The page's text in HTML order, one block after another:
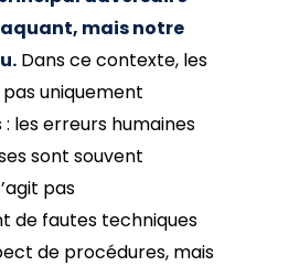
mais notre
Dans ce contexte, les
uniquement
les erreurs humaines
sont souvent
pas
de fautes techniques
de procédures, mais